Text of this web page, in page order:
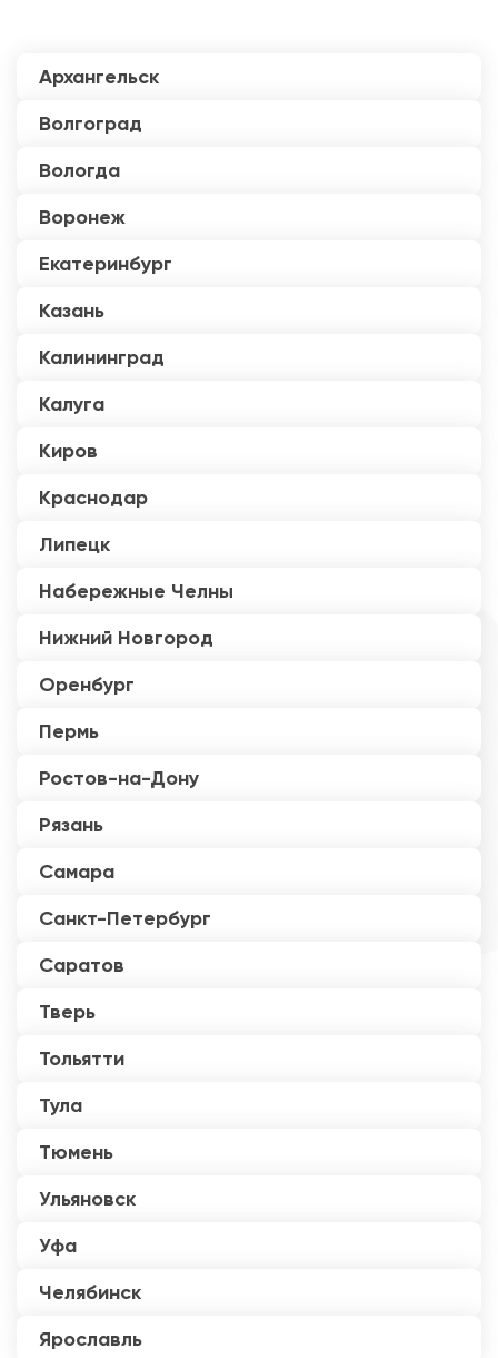
Архангельск
Волгоград
Вологда
Воронеж
Екатеринбург
Казань
Калининград
Калуга
Киров
Краснодар
Липецк
Набережные Челны
Нижний Новгород
Оренбург
Пермь
Ростов-на-Дону
Рязань
Самара
Санкт-Петербург
Саратов
Тверь
Тольятти
Тула
Тюмень
Ульяновск
Уфа
Челябинск
Ярославль